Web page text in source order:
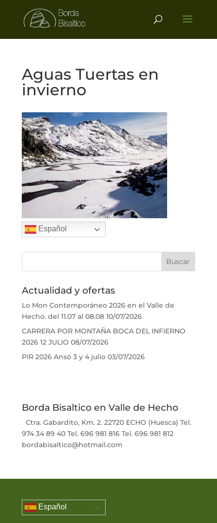
Aguas Tuertas en
invierno
Español
Actualidad y ofertas
Lo Mon Contemporáneo 2026 en el Valle de
Hecho. del 11.07 al 08.08 10/07/2026
CARRERA POR MONTAÑA BOCA DEL INFIERNO
2026 12 JULIO 08/07/2026
PIR 2026 Ansó 3 y 4 julio 03/07/2026
Borda Bisaltico en Valle de Hecho
Ctra. Gabardito, Km. 2. 22720 ECHO (Huesca) Tel.
974 34 89 40 Tel. 696 981 816 Tel. 696 981 812
bordabisaltico@hotmail.com
Español